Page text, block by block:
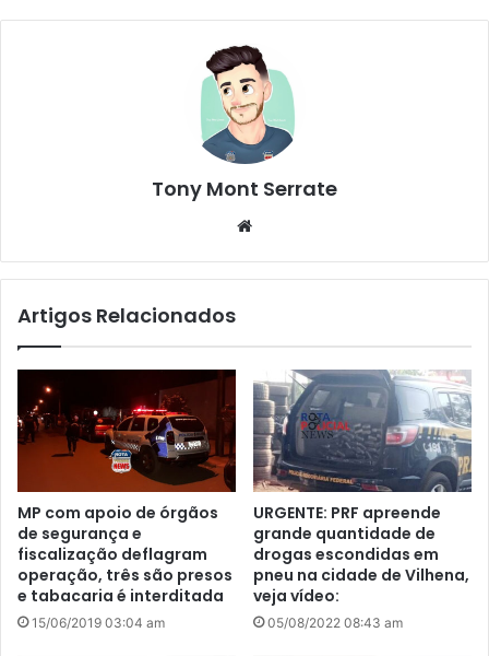
Tony Mont Serrate
te
Artigos Relacionados
MP com apoio de órgãos
de segurança e
fiscalização deflagram
operação, três são presos
e tabacaria é interditada
15/06/2019 03:04 am
URGENTE: PRF apreende
grande quantidade de
drogas escondidas em
pneu na cidade de Vilhena,
veja vídeo:
05/08/2022 08:43 am